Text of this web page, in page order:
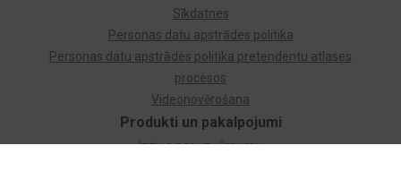
Produkti un pakalpojumi
Izziņa par uzņēmumu
Sīkdatnes
Personas datu apstrādes politika
Personas datu apstrādes politika pretendentu atlases
procesos
Videonovērošana